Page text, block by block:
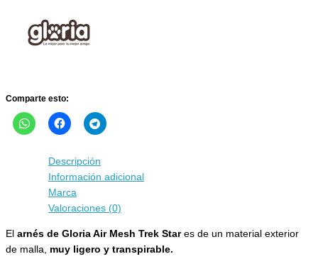
cantidad
Comparte esto:
Descripción
Información adicional
Marca
Valoraciones (0)
El arnés de Gloria Air Mesh Trek Stares de un material exterior
de malla, muy ligero y transpirable.